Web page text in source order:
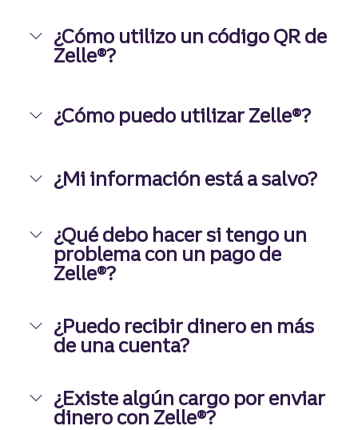
¿Cómo utilizo un código QR de
Zelle®?
¿Cómo puedo utilizar Zelle®?
¿Mi información está a salvo?
¿Qué debo hacer si tengo un
problema con un pago de
Zelle®?
¿Puedo recibir dinero en más
de una cuenta?
¿Existe algún cargo por enviar
dinero con Zelle®?